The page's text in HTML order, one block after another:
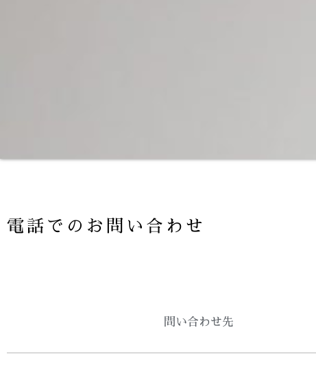
電話でのお問い合わせ
問い合わせ先